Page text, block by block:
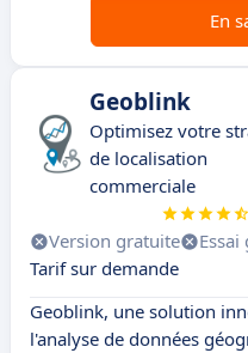
En
Geoblink
Optimisez votre
de localisation
commerciale
Version gratuite
Tarif sur demande
Geoblink, une solution
l'analyse de données